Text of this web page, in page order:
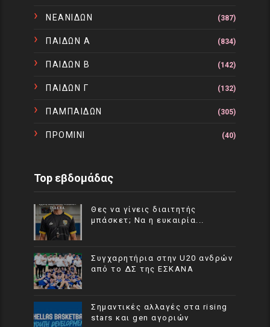
ΝΕΑΝΙΔΩΝ (387)
ΠΑΙΔΩΝ Α (834)
ΠΑΙΔΩΝ Β (142)
ΠΑΙΔΩΝ Γ (132)
ΠΑΜΠΑΙΔΩΝ (305)
ΠΡΟΜΙΝΙ (40)
Top εβδομάδας
Θες να γίνεις διαιτητής
μπάσκετ; Να η ευκαιρία...
Συγχαρητήρια στην U20 ανδρών
από το ΔΣ της ΕΣΚΑΝΑ
Σημαντικές αλλαγές στα rising
stars και gen αγοριών